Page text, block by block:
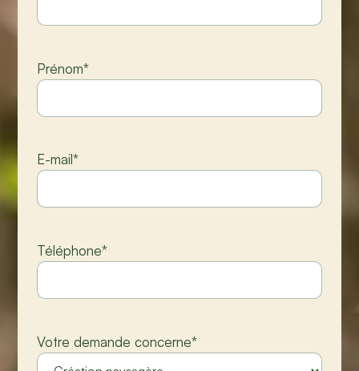
Prénom*
E-mail*
Téléphone*
Votre demande concerne*